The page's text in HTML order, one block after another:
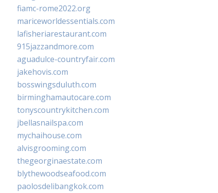
fiamc-rome2022.org
mariceworldessentials.com
lafisheriarestaurant.com
915jazzandmore.com
aguadulce-countryfair.com
jakehovis.com
bosswingsduluth.com
birminghamautocare.com
tonyscountrykitchen.com
jbellasnailspa.com
mychaihouse.com
alvisgrooming.com
thegeorginaestate.com
blythewoodseafood.com
paolosdelibangkok.com